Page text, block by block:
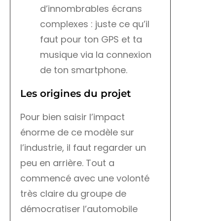
d’innombrables écrans
complexes : juste ce qu’il
faut pour ton GPS et ta
musique via la connexion
de ton smartphone.
Les origines du projet
Pour bien saisir l’impact
énorme de ce modèle sur
l’industrie, il faut regarder un
peu en arrière. Tout a
commencé avec une volonté
très claire du groupe de
démocratiser l’automobile